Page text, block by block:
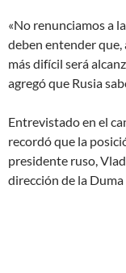
«No renunciamos a
deben entender que,
más difícil será
agregó que Rusia
Entrevistado en el
recordó que la
presidente ruso,
dirección de la Duma